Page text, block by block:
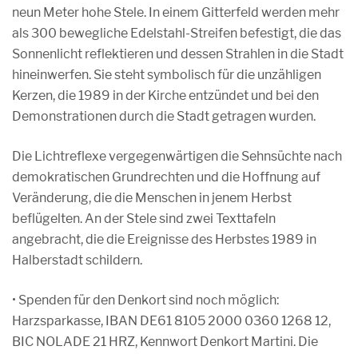
neun Meter hohe Stele. In einem Gitterfeld werden mehr
als 300 bewegliche Edelstahl-Streifen befestigt, die das
Sonnenlicht reflektieren und dessen Strahlen in die Stadt
hineinwerfen. Sie steht symbolisch für die unzähligen
Kerzen, die 1989 in der Kirche entzündet und bei den
Demonstrationen durch die Stadt getragen wurden.
Die Lichtreflexe vergegenwärtigen die Sehnsüchte nach
demokratischen Grundrechten und die Hoffnung auf
Veränderung, die die Menschen in jenem Herbst
beflügelten. An der Stele sind zwei Texttafeln
angebracht, die die Ereignisse des Herbstes 1989 in
Halberstadt schildern.
• Spenden für den Denkort sind noch möglich:
Harzsparkasse, IBAN DE61 8105 2000 0360 1268 12,
BIC NOLADE 21 HRZ, Kennwort Denkort Martini. Die